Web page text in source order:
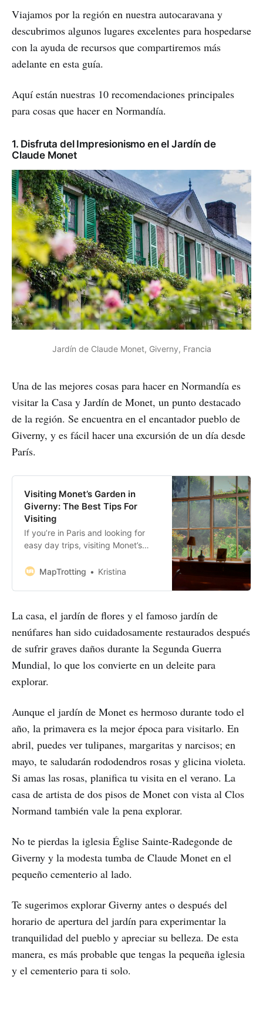
Viajamos por la región en nuestra autocaravana y
descubrimos algunos lugares excelentes para hospedarse
con la ayuda de recursos que compartiremos más
adelante en esta guía.
Aquí están nuestras 10 recomendaciones principales
para cosas que hacer en Normandía.
1. Disfruta del Impresionismo en el Jardín de
Claude Monet
Jardín de Claude Monet, Giverny, Francia
Una de las mejores cosas para hacer en Normandía es
visitar la Casa y Jardín de Monet, un punto destacado
de la región. Se encuentra en el encantador pueblo de
Giverny, y es fácil hacer una excursión de un día desde
París.
Visiting Monet’s Garden in
Giverny: The Best Tips For
Visiting
If you’re in Paris and looking for
easy day trips, visiting Monet’s
Giverny, where Monet lived and
garden is a sight to behold all year
breathtaking during July - August
when the water lilies
MapTrotting Kristina
La casa, el jardín de flores y el famoso jardín de
nenúfares han sido cuidadosamente restaurados después
de sufrir graves daños durante la Segunda Guerra
Mundial, lo que los convierte en un deleite para
explorar.
Aunque el jardín de Monet es hermoso durante todo el
año, la primavera es la mejor época para visitarlo. En
abril, puedes ver tulipanes, margaritas y narcisos; en
mayo, te saludarán rododendros rosas y glicina violeta.
Si amas las rosas, planifica tu visita en el verano. La
casa de artista de dos pisos de Monet con vista al Clos
Normand también vale la pena explorar.
No te pierdas la iglesia Église Sainte-Radegonde de
Giverny y la modesta tumba de Claude Monet en el
pequeño cementerio al lado.
Te sugerimos explorar Giverny antes o después del
horario de apertura del jardín para experimentar la
tranquilidad del pueblo y apreciar su belleza. De esta
manera, es más probable que tengas la pequeña iglesia
y el cementerio para ti solo.